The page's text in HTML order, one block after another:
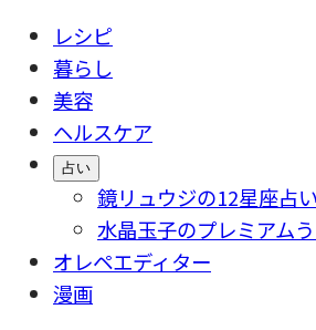
レシピ
暮らし
美容
ヘルスケア
占い
鏡リュウジの12星座占い
水晶玉子のプレミアム
オレペエディター
漫画